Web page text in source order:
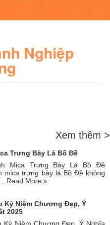
Nghiệp
Xem thêm >
Trưng Bày Lá Bồ Đề
Mica Trưng Bày Lá Bồ Đề
mica trưng bày lá Bồ Đề không
…Read More »
Kỷ Niệm Chương Đẹp, Ý
2025